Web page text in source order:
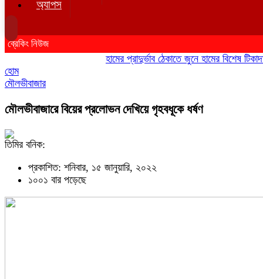
অ্যাপস
ব্রেকিং নিউজ
হামের প্রাদুর্ভাব ঠেকাতে জুনে হামের বিশেষ টিকাদান;
হোম
মৌলভীবাজার
মৌলভীবাজারে বিয়ের প্রলোভন দেখিয়ে গৃহবধূকে ধর্ষণ
তিমির বনিক:
প্রকাশিত: শনিবার, ১৫ জানুয়ারি, ২০২২
১০০১ বার পড়েছে